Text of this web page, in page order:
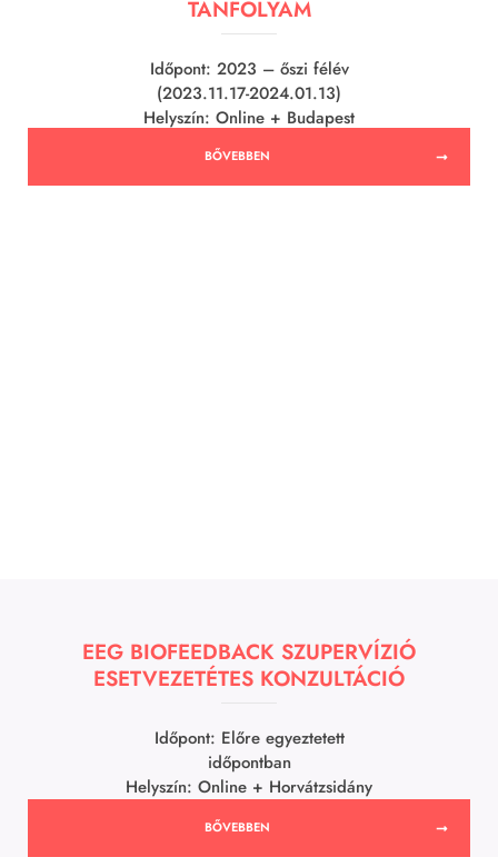
TANFOLYAM
Időpont: 2023 – őszi félév
(2023.11.17-2024.01.13)
Helyszín: Online + Budapest
BŐVEBBEN
EEG BIOFEEDBACK SZUPERVÍZIÓ
ESETVEZETÉTES KONZULTÁCIÓ
Időpont: Előre egyeztetett
időpontban
Helyszín: Online + Horvátzsidány
BŐVEBBEN